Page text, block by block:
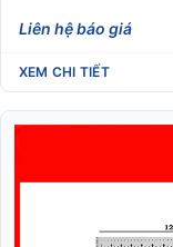
Liên hệ báo giá
XEM CHI TIẾT